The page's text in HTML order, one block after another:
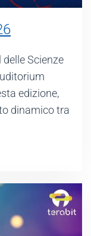
Scienze
edizione,
dinamico tra